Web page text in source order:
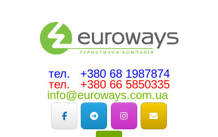
тел. +380 68 1987874
тел. +380 66 5850335
info@euroways.com.ua